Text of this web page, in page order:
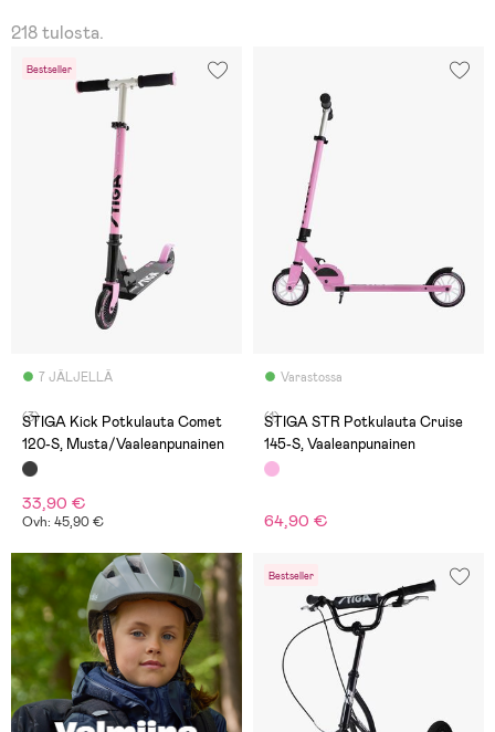
218 tulosta.
Bestseller
7 JÄLJELLÄ
(3)
STIGA Kick Potkulauta Comet
120-S, Musta/Vaaleanpunainen
33,90 €
Ovh: 45,90 €
Varastossa
(1)
STIGA STR Potkulauta Cruise
145-S, Vaaleanpunainen
64,90 €
Bestseller